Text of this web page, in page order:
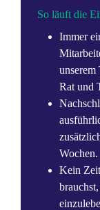
So läuft die
Immer
unserem
Rat und
Wochen.
Kein